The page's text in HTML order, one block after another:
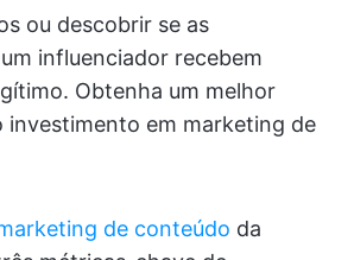
ou descobrir se as
influenciador recebem
Obtenha um melhor
investimento em marketing de
de conteúdo da